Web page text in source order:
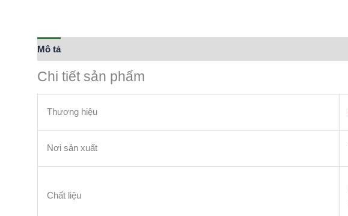
Mô tả
Chi tiết sản phẩm
Thương hiệu
Nơi sản xuất
Chất liệu